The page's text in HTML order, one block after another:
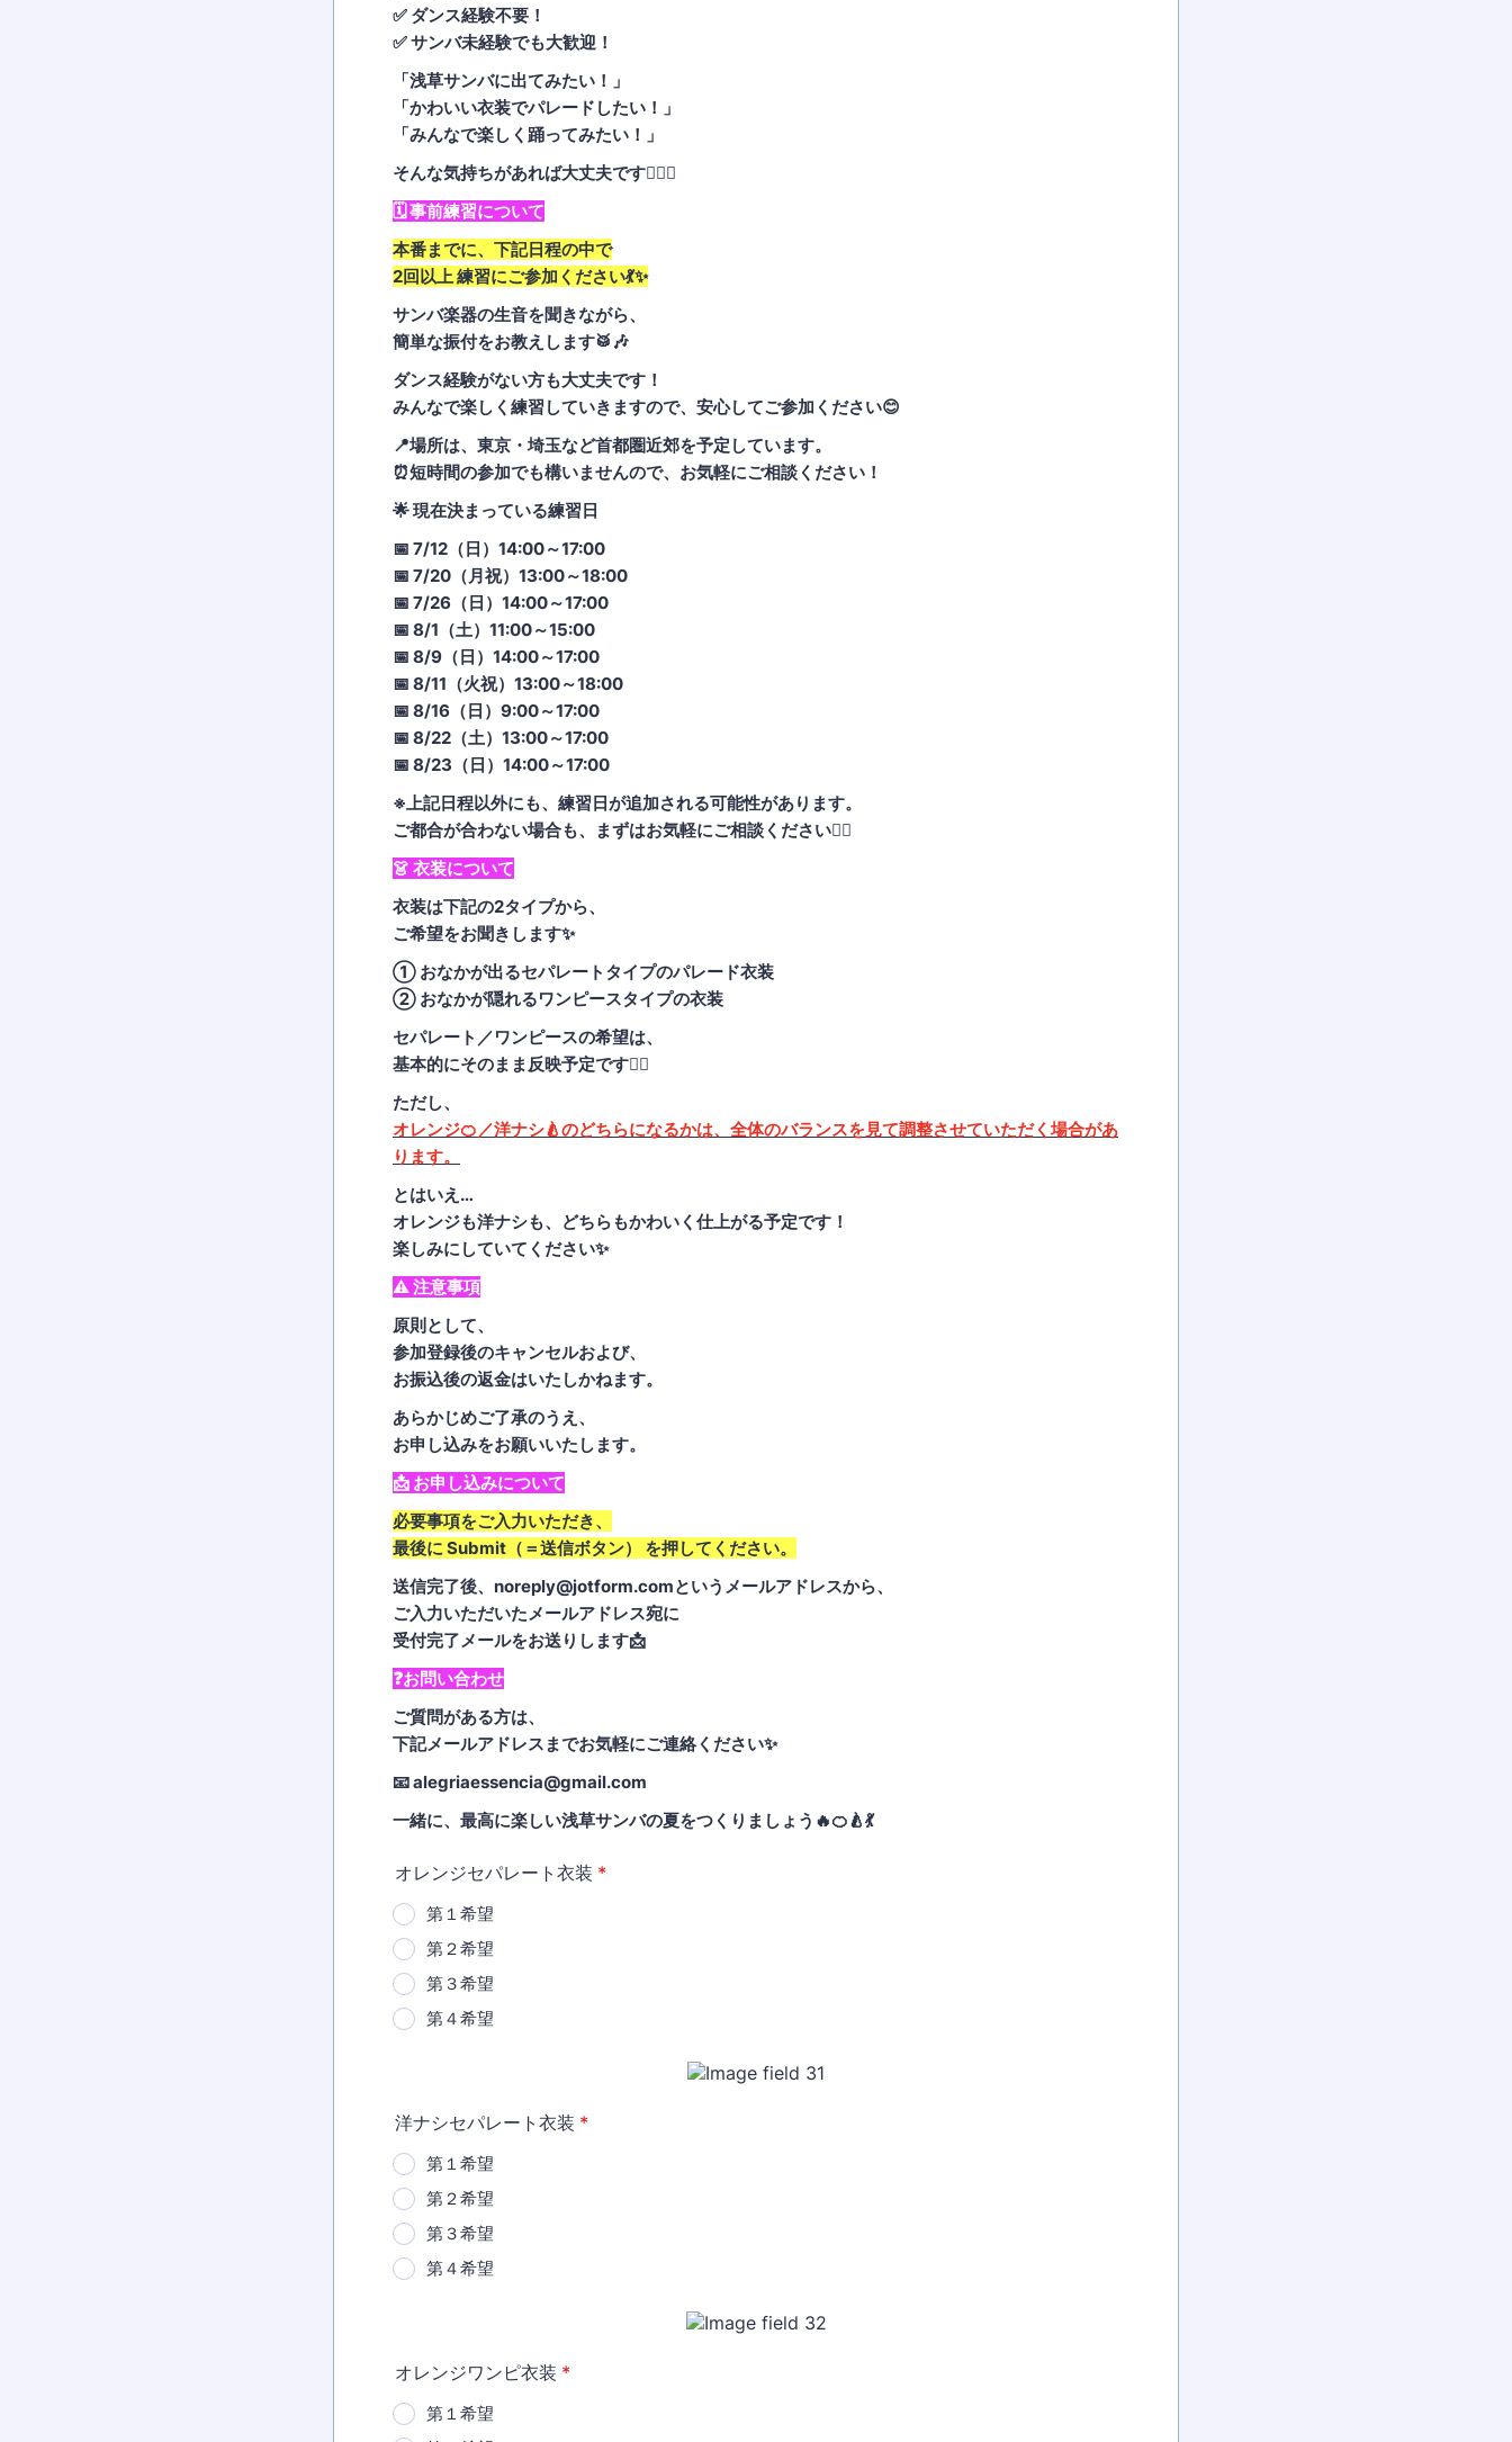
✅ ダンス経験不要！
✅ サンバ未経験でも大歓迎！
「浅草サンバに出てみたい！」
「かわいい衣装でパレードしたい！」
「みんなで楽しく踊ってみたい！」
そんな気持ちがあれば大丈夫です🙆‍♀️✨
🗓 事前練習について
本番までに、下記日程の中で
2回以上 練習にご参加ください💃✨
サンバ楽器の生音を聞きながら、
簡単な振付をお教えします🥁🎶
ダンス経験がない方も大丈夫です！
みんなで楽しく練習していきますので、安心してご参加ください😊
📍場所は、東京・埼玉など首都圏近郊を予定しています。
⏰短時間の参加でも構いませんので、お気軽にご相談ください！
🌟 現在決まっている練習日
📅 7/12（日）14:00～17:00
📅 7/20（月祝）13:00～18:00
📅 7/26（日）14:00～17:00
📅 8/1（土）11:00～15:00
📅 8/9（日）14:00～17:00
📅 8/11（火祝）13:00～18:00
📅 8/16（日）9:00～17:00
📅 8/22（土）13:00～17:00
📅 8/23（日）14:00～17:00
※上記日程以外にも、練習日が追加される可能性があります。
ご都合が合わない場合も、まずはお気軽にご相談ください🙆‍♀️
👗 衣装について
衣装は下記の2タイプから、
ご希望をお聞きします✨
① おなかが出るセパレートタイプのパレード衣装
② おなかが隠れるワンピースタイプの衣装
セパレート／ワンピースの希望は、
基本的にそのまま反映予定です🙆‍♀️
ただし、
オレンジ🍊／洋ナシ🍐のどちらになるかは、全体のバランスを見て調整させていただく場合があ
ります。
とはいえ…
オレンジも洋ナシも、どちらもかわいく仕上がる予定です！
楽しみにしていてください✨
⚠️ 注意事項
原則として、
参加登録後のキャンセルおよび、
お振込後の返金はいたしかねます。
あらかじめご了承のうえ、
お申し込みをお願いいたします。
📩 お申し込みについて
必要事項をご入力いただき、
最後に Submit（＝送信ボタン） を押してください。
送信完了後、noreply@jotform.comというメールアドレスから、
ご入力いただいたメールアドレス宛に
受付完了メールをお送りします📩
❓お問い合わせ
ご質問がある方は、
下記メールアドレスまでお気軽にご連絡ください✨
📧 alegriaessencia@gmail.com
一緒に、最高に楽しい浅草サンバの夏をつくりましょう🔥🍊🍐💃
オレンジセパレート衣装 *
第１希望
第２希望
第３希望
第４希望
洋ナシセパレート衣装 *
第１希望
第２希望
第３希望
第４希望
オレンジワンピ衣装 *
第１希望